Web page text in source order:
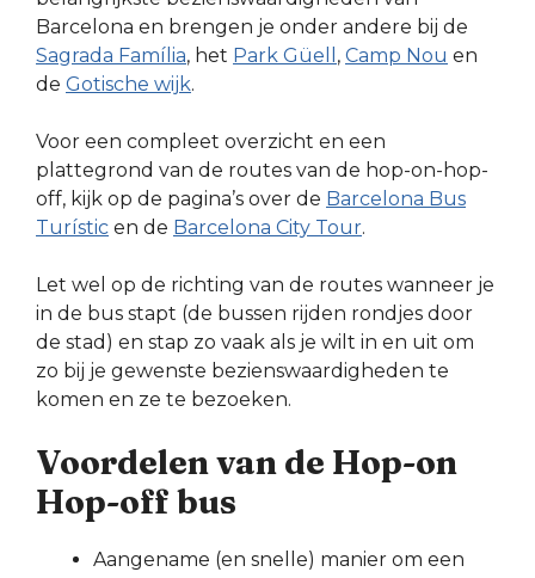
Barcelona en brengen je onder andere bij de
Sagrada Família, het Park Güell , Camp Nou en
de Gotische wijk.
Voor een compleet overzicht en een
plattegrond van de routes van de hop-on-hop-
off, kijk op de pagina’s over de Barcelona Bus
Turístic en de Barcelona City Tour.
Let wel op de richting van de routes wanneer je
in de bus stapt (de bussen rijden rondjes door
de stad) en stap zo vaak als je wilt in en uit om
zo bij je gewenste bezienswaardigheden te
komen en ze te bezoeken.
Voordelen van de Hop-on
Hop-off bus
Aangename (en snelle) manier om een